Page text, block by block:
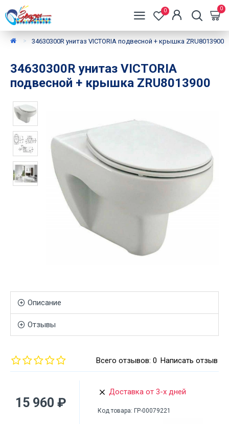
0 0
34630300R унитаз VICTORIA подвесной + крышка ZRU8013900
34630300R унитаз VICTORIA
подвесной + крышка ZRU8013900
Описание
Отзывы
Всего отзывов: 0 Написать отзыв
15 960 ₽
Доставка от 3-х дней
Код товара: ГР-00079221